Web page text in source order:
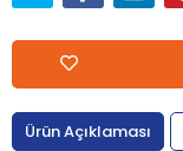
Ürün Açıklaması